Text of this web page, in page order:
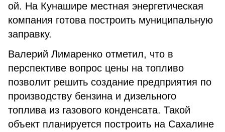
ой. На Кунашире местная энергетическая
компания готова построить муниципальную
заправку.
Валерий Лимаренко отметил, что в
перспективе вопрос цены на топливо
позволит решить создание предприятия по
производству бензина и дизельного
топлива из газового конденсата. Такой
объект планируется построить на Сахалине